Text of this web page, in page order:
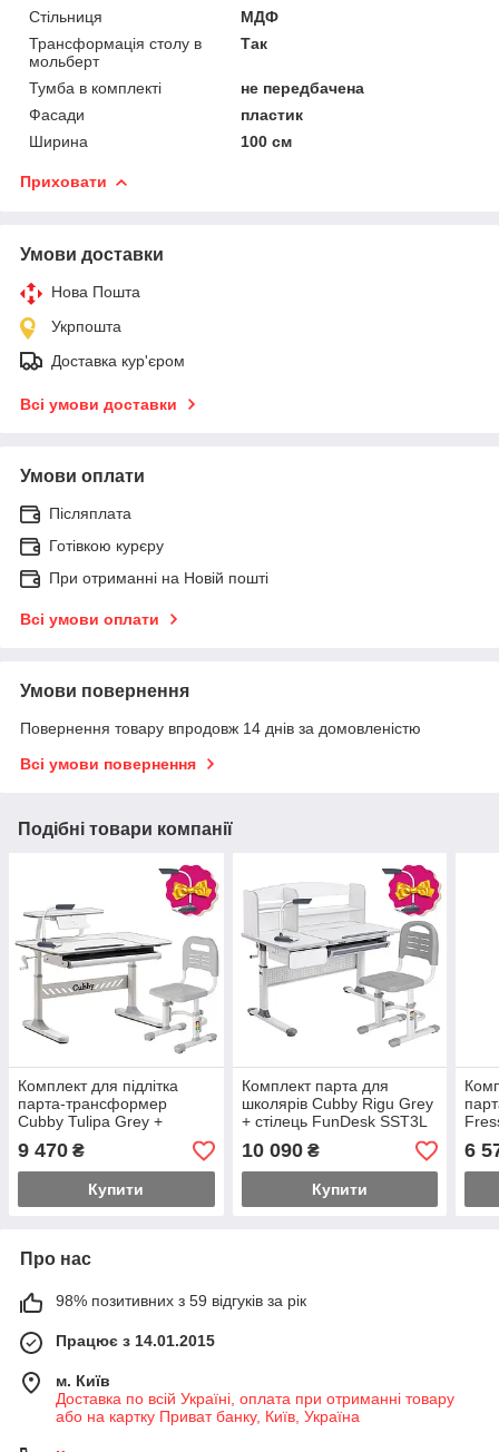
Стільниця
МДФ
Трансформація столу в
мольберт
Так
Тумба в комплекті
не передбачена
Фасади
пластик
Ширина
100 см
Приховати
Умови доставки
Нова Пошта
Укрпошта
Доставка кур'єром
Всі умови доставки
Умови оплати
Післяплата
Готівкою курєру
При отриманні на Новій пошті
Всі умови оплати
Умови повернення
Повернення товару впродовж 14 днів за домовленістю
Всі умови повернення
Подібні товари компанії
Комплект для підлітка
парта-трансформер
Cubby Tulipa Grey +
стілець FunDesk SST3L
Grey
9 470 ₴
Купити
Комплект парта для
школярів Cubby Rigu Grey
+ стілець FunDesk SST3L
Grey
10 090₴
Купити
6
Про нас
98% позитивних з 59 відгуків за рік
Працює з 14.01.2015
м. Київ
Доставка по всій Україні, оплата при отриманні товару
або на картку Приват банку, Київ, Україна